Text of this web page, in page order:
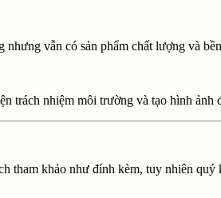
vẫn có sản phẩm chất lượng và
trách nhiệm môi trường và tạo hình ảnh
tham khảo như đính kèm, tuy nhiên